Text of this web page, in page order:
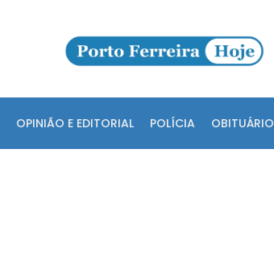
OPINIÃO E EDITORIAL POLÍCIA OBITUÁRIO